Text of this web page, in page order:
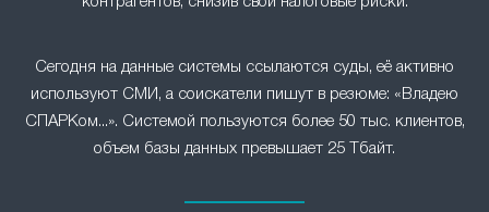
Сегодня на данные системы ссылаются суды, её активно
используют СМИ, а соискатели пишут в резюме: «Владею
СПАРКом...». Системой пользуются более 50 тыс. клиентов,
объем базы данных превышает 25 Тбайт.